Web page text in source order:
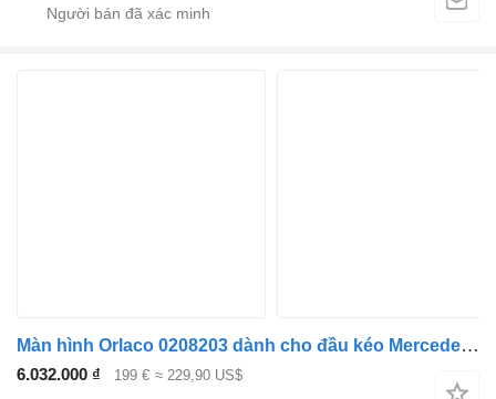
Màn hình Orlaco 0208203 dành cho đầu kéo Mercedes-Benz ACTROS MP4
6.032.000 ₫ 199 € ≈ 229,90 US$